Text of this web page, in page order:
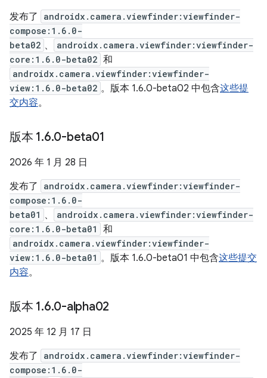
发布了
androidx.camera.viewfinder:viewfinder-
compose:1.6.0-
beta02 、
androidx.camera.viewfinder:viewfinder-
core:1.6.0-beta02 和
androidx.camera.viewfinder:viewfinder-
view:1.6.0-beta02 。版本 1.6.0-beta02 中包含这些提
交内容。
版本 1.6.0-beta01
2026 年 1 月 28 日
发布了
androidx.camera.viewfinder:viewfinder-
compose:1.6.0-
beta01 、
androidx.camera.viewfinder:viewfinder-
core:1.6.0-beta01
和
androidx.camera.viewfinder:viewfinder-
view:1.6.0-beta01 。版本 1.6.0-beta01 中包含这些提交
内容。
版本 1.6.0-alpha02
2025 年 12 月 17 日
发布了
androidx.camera.viewfinder:viewfinder-
compose:1.6.0-